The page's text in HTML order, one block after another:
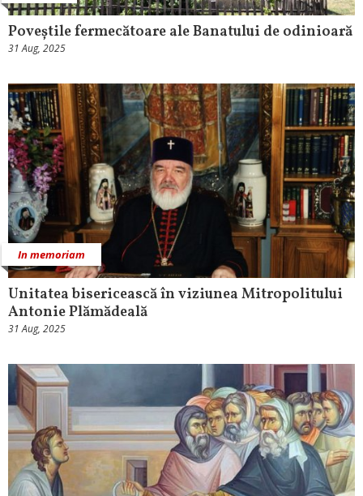
Poveștile fermecătoare ale Banatului de odinioară
31 Aug, 2025
In memoriam
Unitatea bisericească în viziunea Mitropolitului
Antonie Plămădeală
31 Aug, 2025